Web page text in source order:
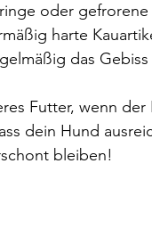
oder
harte
das
Futter, wenn
dein Hund
bleiben!